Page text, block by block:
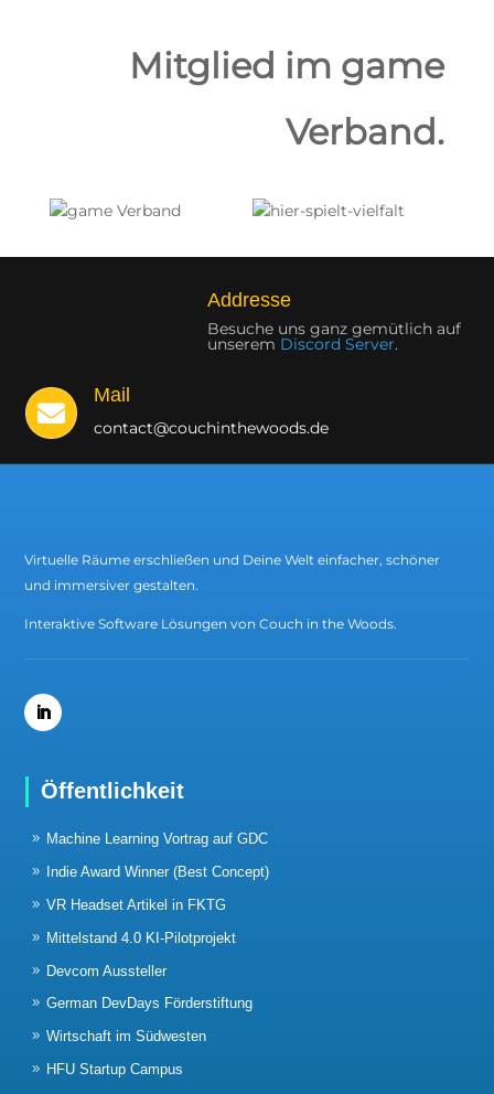
Mitglied im game
Verband.
Addresse
Besuche uns ganz gemütlich auf
unserem Discord Server.

Mail
contact@couchinthewoods.de
Virtuelle Räume erschließen und Deine Welt einfacher, schöner
und immersiver gestalten.
Interaktive Software Lösungen von Couch in the Woods.
Öffentlichkeit
Machine Learning Vortrag auf GDC
Indie Award Winner (Best Concept)
VR Headset Artikel in FKTG
Mittelstand 4.0 KI-Pilotprojekt
Devcom Aussteller
German DevDays Förderstiftung
Wirtschaft im Südwesten
HFU Startup Campus